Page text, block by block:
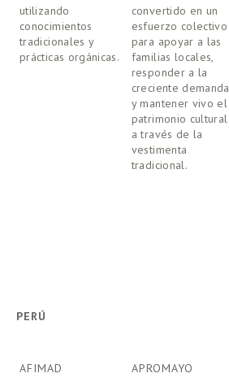
utilizando
conocimientos
tradicionales y
prácticas orgánicas.
convertido en un
esfuerzo colectivo
para apoyar a las
familias locales,
responder a la
creciente demanda
y mantener vivo el
patrimonio cultural
a través de la
vestimenta
tradicional.
PERÚ
AFIMAD
APROMAYO